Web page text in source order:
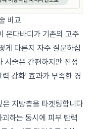
비교
온다바디가 기존의 고주
게 다른지 자주 질문하십
시술은 간편하지만 진정
강화' 효과가 부족한 경
지방층을 타겟팅합니다
하는 동시에 피부 탄력